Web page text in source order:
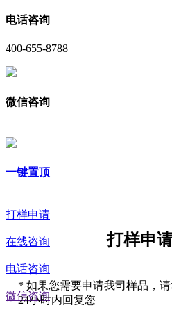
电话咨询
400-655-8788
微信咨询
一键置顶
打样申请
在线咨询
电话咨询
微信咨询
打样申
* 如果您需要申请我司样品，
24小时内回复您